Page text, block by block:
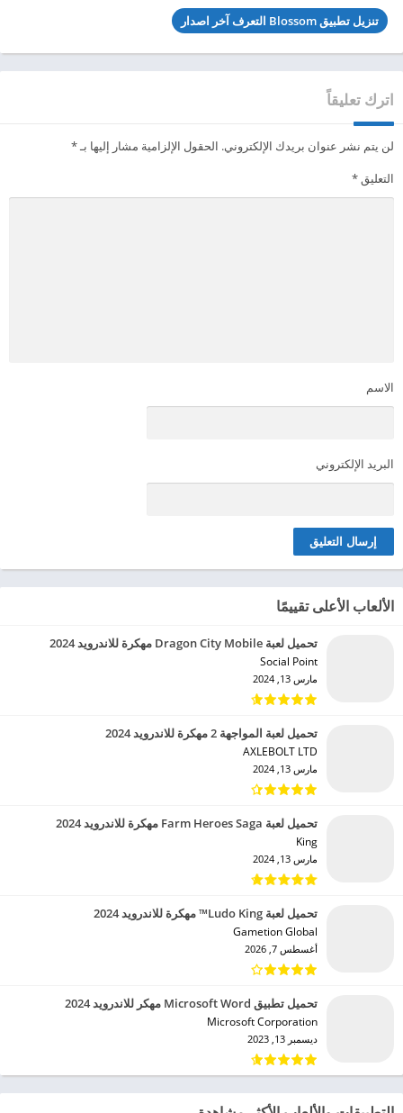
تنزيل تطبيق Blossom التعرف آخر اصدار
اترك تعليقاً
لن يتم نشر عنوان بريدك الإلكتروني. الحقول الإلزامية مشار إليها بـ*
التعليق*
الاسم
البريد الإلكتروني
الألعاب الأعلى تقييمًا
تحميل لعبة Dragon City Mobile مهكرة للاندرويد 2024
Social Point‏
مارس 13, 2024
تحميل لعبة المواجهة 2 مهكرة للاندرويد 2024
AXLEBOLT LTD‏
مارس 13, 2024
تحميل لعبة Farm Heroes Saga مهكرة للاندرويد 2024
King‏
مارس 13, 2024
تحميل لعبة Ludo King™ مهكرة للاندرويد 2024
Gametion Global‏
أغسطس 7, 2026
تحميل تطبيق Microsoft Word مهكر للاندرويد 2024
Microsoft Corporation‏
ديسمبر 13, 2023